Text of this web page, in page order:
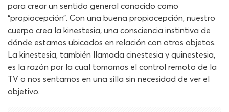
para crear un sentido general conocido como
“propiocepción”. Con una buena propiocepción, nuestro
cuerpo crea la kinestesia, una consciencia instintiva de
dónde estamos ubicados en relación con otros objetos.
La kinestesia, también llamada cinestesia y quinestesia,
es la razón por la cual tomamos el control remoto de la
TV o nos sentamos en una silla sin necesidad de ver el
objetivo.